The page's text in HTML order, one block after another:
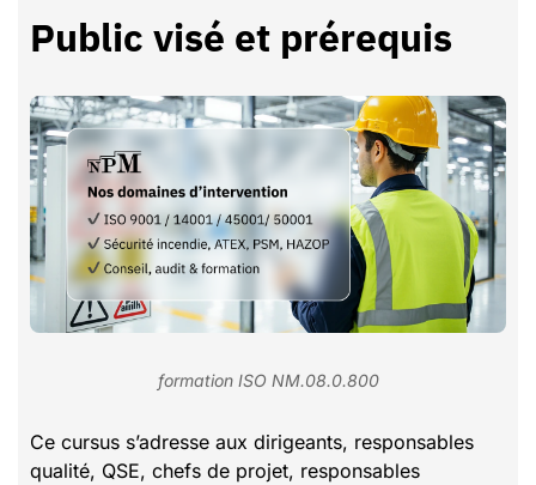
Public visé et prérequis
formation ISO NM.08.0.800
Ce cursus s’adresse aux dirigeants, responsables
qualité, QSE, chefs de projet, responsables